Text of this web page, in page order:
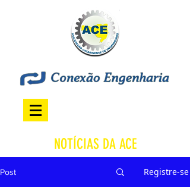
NOTÍCIAS DA ACE
Post Registre-se